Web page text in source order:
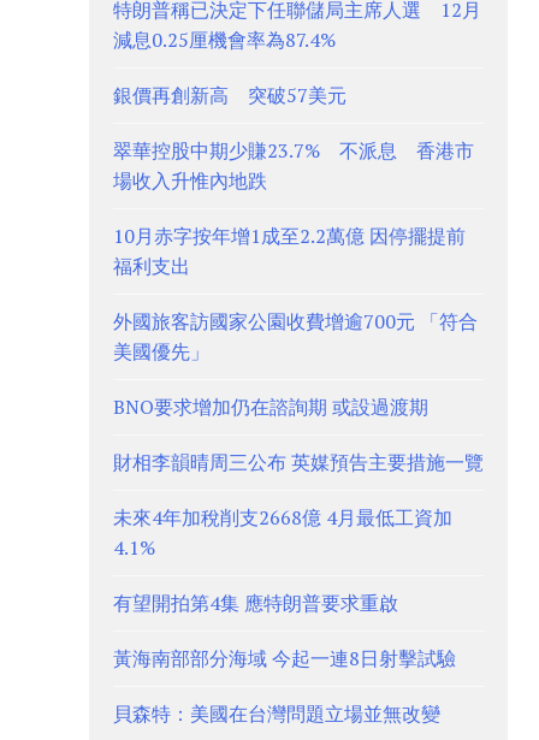
特朗普稱已決定下任聯儲局主席人選 12月
減息0.25厘機會率為87.4%
銀價再創新高 突破57美元
翠華控股中期少賺23.7% 不派息 香港市
場收入升惟內地跌
10月赤字按年增1成至2.2萬億 因停擺提前
福利支出
外國旅客訪國家公園收費增逾700元 「符合
美國優先」
BNO要求增加仍在諮詢期 或設過渡期
財相李韻晴周三公布 英媒預告主要措施一覽
未來4年加稅削支2668億 4月最低工資加
4.1%
有望開拍第4集 應特朗普要求重啟
黃海南部部分海域 今起一連8日射擊試驗
貝森特：美國在台灣問題立場並無改變